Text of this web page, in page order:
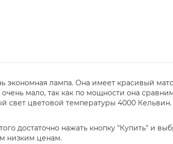
экономная лампа. Она имеет красивый
мало, так как по мощности она
свет цветовой температуры 4000
достаточно нажать кнопку "Купить" и
низким ценам.